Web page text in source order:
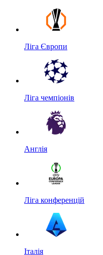
Ліга Європи
Ліга чемпіонів
Англія
Ліга конференцій
Італія